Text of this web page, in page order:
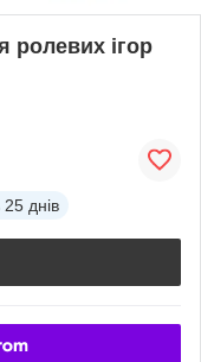
ролевих ігор
25 днів